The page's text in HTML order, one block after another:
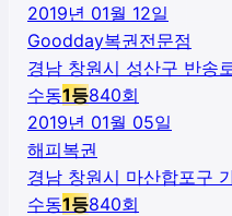
2019년 01월 12일
Goodday복권전문점
경남 창원시 성산구 반송
수동1등840회
2019년 01월 05일
해피복권
경남 창원시 마산합포구
수동1등840회